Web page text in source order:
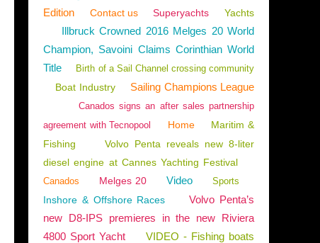
Edition
Contact us Superyachts Yachts
Illbruck Crowned 2016 Melges 20 World
Champion, Savoini Claims Corinthian World
Title
Birth of a Sail Channel crossing community
Boat Industry Sailing Champions League
Canados signs an after sales partnership
agreement with Tecnopool
Home
Maritim &
Fishing
Volvo Penta reveals new 8-liter
diesel engine at Cannes Yachting Festival
Canados Melges 20 Video Sports
Inshore & Offshore Races
Volvo Penta’s
new D8-IPS premieres in the new Riviera
4800 Sport Yacht
VIDEO - Fishing boats